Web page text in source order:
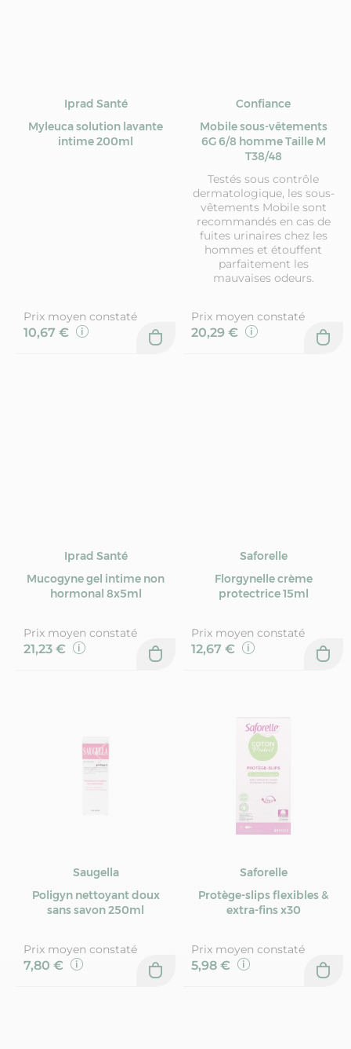
Iprad Santé
Myleuca solution lavante
intime 200ml
Prix moyen constaté
10,67 €
Confiance
Mobile sous-vêtements
6G 6/8 homme Taille M
T38/48
Testés sous contrôle
dermatologique, les sous-
vêtements Mobile sont
recommandés en cas de
fuites urinaires chez les
hommes et étouffent
parfaitement les
mauvaises odeurs.
Prix moyen constaté
20,29 €
Iprad Santé
Mucogyne gel intime non
hormonal 8x5ml
Prix moyen constaté
21,23 €
Saforelle
Florgynelle crème
protectrice 15ml
Prix moyen constaté
12,67 €
Saugella
Poligyn nettoyant doux
sans savon 250ml
Prix moyen constaté
7,80 €
Saforelle
Protège-slips flexibles &
extra-fins x30
Prix moyen constaté
5,98 €